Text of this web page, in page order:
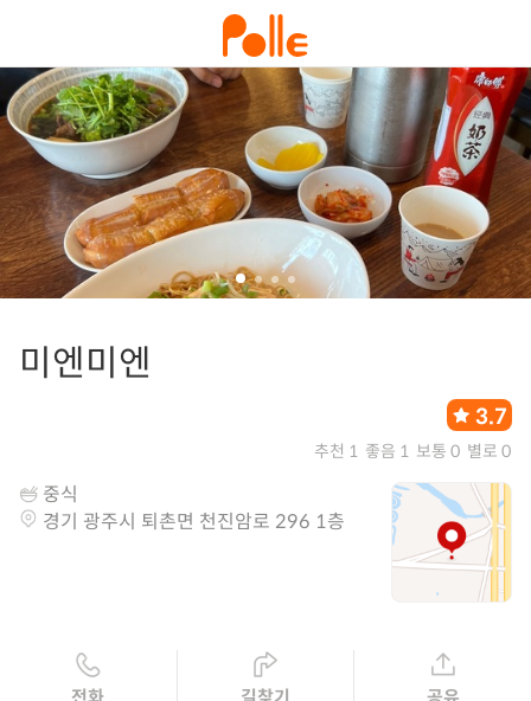
미엔미엔
3.7
추천 1 좋음 1 보통 0 별로 0
중식
경기 광주시 퇴촌면 천진암로 296 1층